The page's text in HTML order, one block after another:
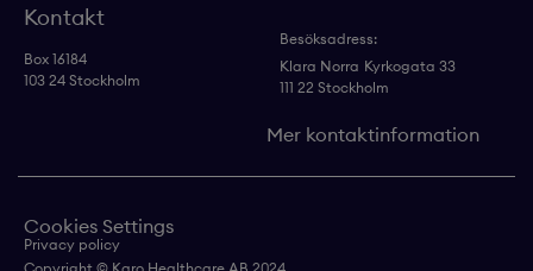
Kontakt
Box 16184
103 24 Stockholm
Besöksadress:
Klara Norra Kyrkogata 33
111 22 Stockholm
Mer kontaktinformation
Cookies Settings
Privacy policy